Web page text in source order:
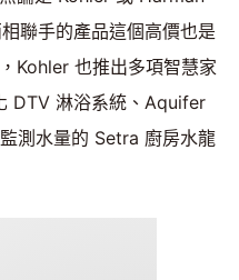
聯手的產品這個高價也是
Kohler 也推出多項智慧家
DTV 淋浴系統、Aquifer
測水量的 Setra 廚房水龍